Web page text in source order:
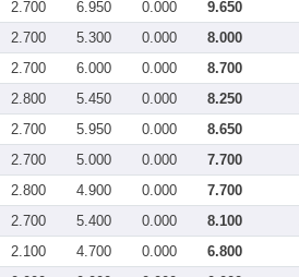
2.700 6.950 0.000 9.650
2.700 5.300 0.000 8.000
2.700 6.000 0.000 8.700
2.800 5.450 0.000 8.250
2.700 5.950 0.000 8.650
2.700 5.000 0.000 7.700
2.800 4.900 0.000 7.700
2.700 5.400 0.000 8.100
2.100 4.700 0.000 6.800